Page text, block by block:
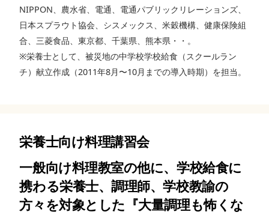
NIPPON、農水省、電通、電通パブリックリレーションズ、
日本スプラウト協会、シスメックス、米穀機構、健康保険組
合、三菱食品、東京都、千葉県、熊本県・・。
※栄養士として、被災地の中学校学校給食（スクールラン
チ）献立作成（2011年8月〜10月までの導入時期）を担当。
栄養士向け料理講習会
一般向け料理教室の他に、学校給食に
携わる栄養士、調理師、学校教諭の
方々を対象とした『大量調理も怖くな